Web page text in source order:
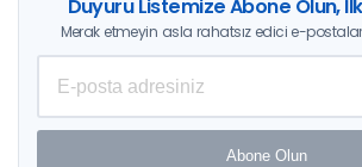
Duyuru Listemize Abone Olun,
Merak etmeyin asla rahatsız edici e-
Abone Olun